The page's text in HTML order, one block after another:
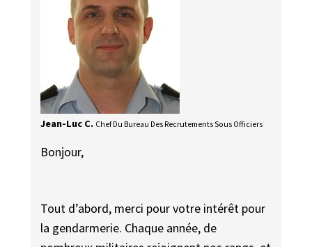
Jean-Luc C. Chef Du Bureau Des Recrutements Sous Officiers
Bonjour,
Tout d’abord, merci pour votre intérêt pour
la gendarmerie. Chaque année, de